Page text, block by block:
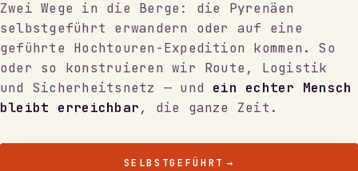
Zwei Wege in die Berge: die Pyrenäen
selbstgeführt erwandern oder auf eine
geführte Hochtouren-Expedition kommen. So
oder so konstruieren wir Route, Logistik
und Sicherheitsnetz — und ein echter Mensch
bleibt erreichbar, die ganze Zeit.
SELBSTGEFÜHRT →